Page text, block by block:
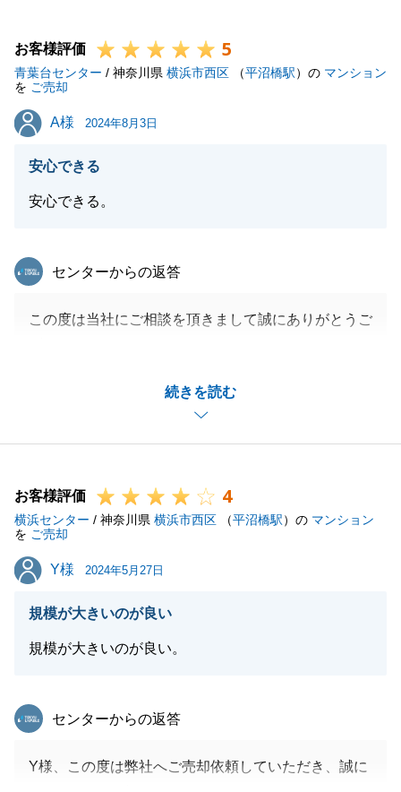
のご連絡になってしまっていたこと大変ご迷惑をお掛
けいたしました。
今後は、先回りした対応で、時間に余裕をもって進め
られるよう意識して参ります。
にご相談下さい。
お客様評価 5
青葉台センター / 神奈川県 横浜市西区 （平沼橋駅）の マンション
を ご売却
A様
A様 2024年8月3日
安心できる
安心できる。
続きを読む
東急リバブル
センターからの返答
この度は当社にご相談を頂きまして誠にありがとうご
なりましたが今回もスムーズにご売却ができて大変嬉
またお気兼ねなくご相談頂ければ幸いでございます。
閉じる
お客様評価 4
横浜センター / 神奈川県 横浜市西区 （平沼橋駅）の マンション
を ご売却
Y様
Y様 2024年5月27日
規模が大きいのが良い
規模が大きいのが良い。
東急リバブル
センターからの返答
Y様、この度は弊社へご売却依頼していただき、誠に